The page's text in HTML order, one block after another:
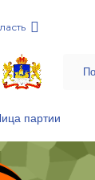
партии